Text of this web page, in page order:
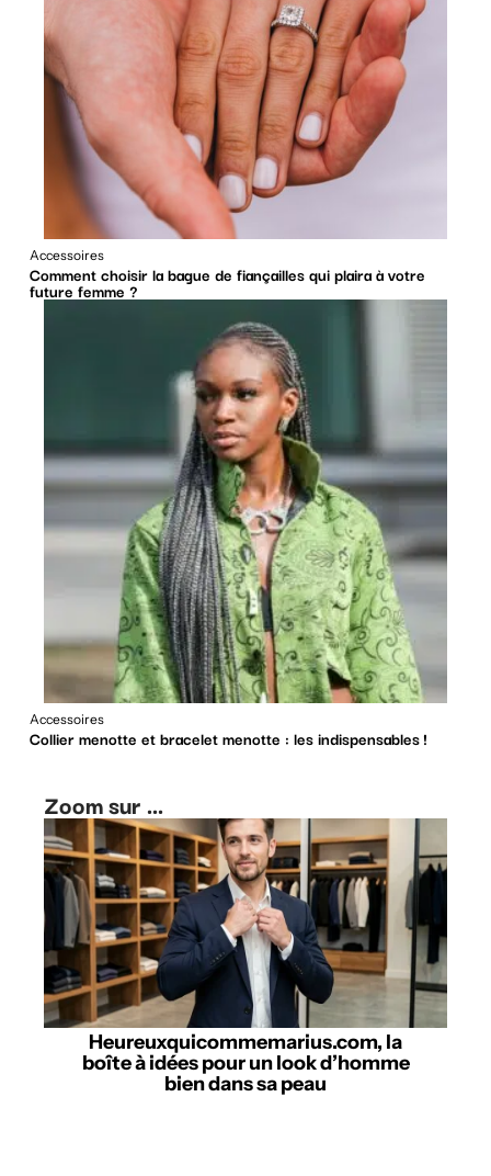
Accessoires
Comment choisir la bague de fiançailles qui plaira à votre
future femme ?
Accessoires
Collier menotte et bracelet menotte : les indispensables !
Zoom sur ...
Heureuxquicommemarius.com, la
boîte à idées pour un look d’homme
bien dans sa peau